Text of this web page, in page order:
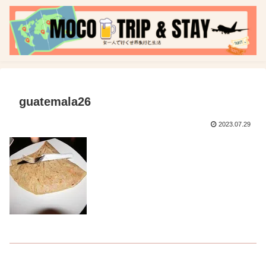
guatemala26
2023.07.29